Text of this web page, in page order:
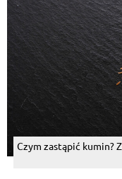
Czym zastąpić kumin?